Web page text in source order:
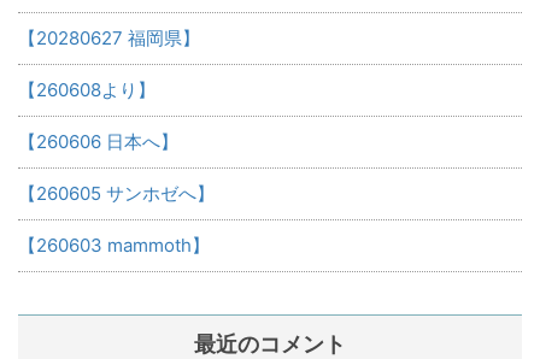
【20280627 福岡県】
【260608より】
【260606 日本へ】
【260605 サンホゼへ】
【260603 mammoth】
最近のコメント